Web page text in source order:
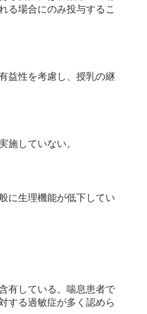
る場合にのみ投与するこ
益性を考慮し、授乳の継
施していない。
に生理機能が低下してい
有している。喘息患者で
する過敏症が多く認めら